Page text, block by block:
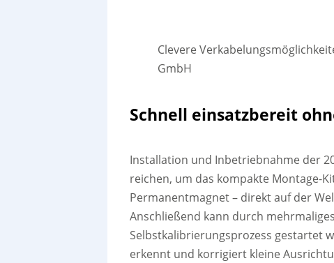
Clevere
GmbH
Schnell einsatzbereit
Installation und Inbetriebnahme der
reichen, um das kompakte Montage-
Permanentmagnet – direkt auf der
Anschließend kann durch
Selbstkalibrierungsprozess gestartet
erkennt und korrigiert kleine